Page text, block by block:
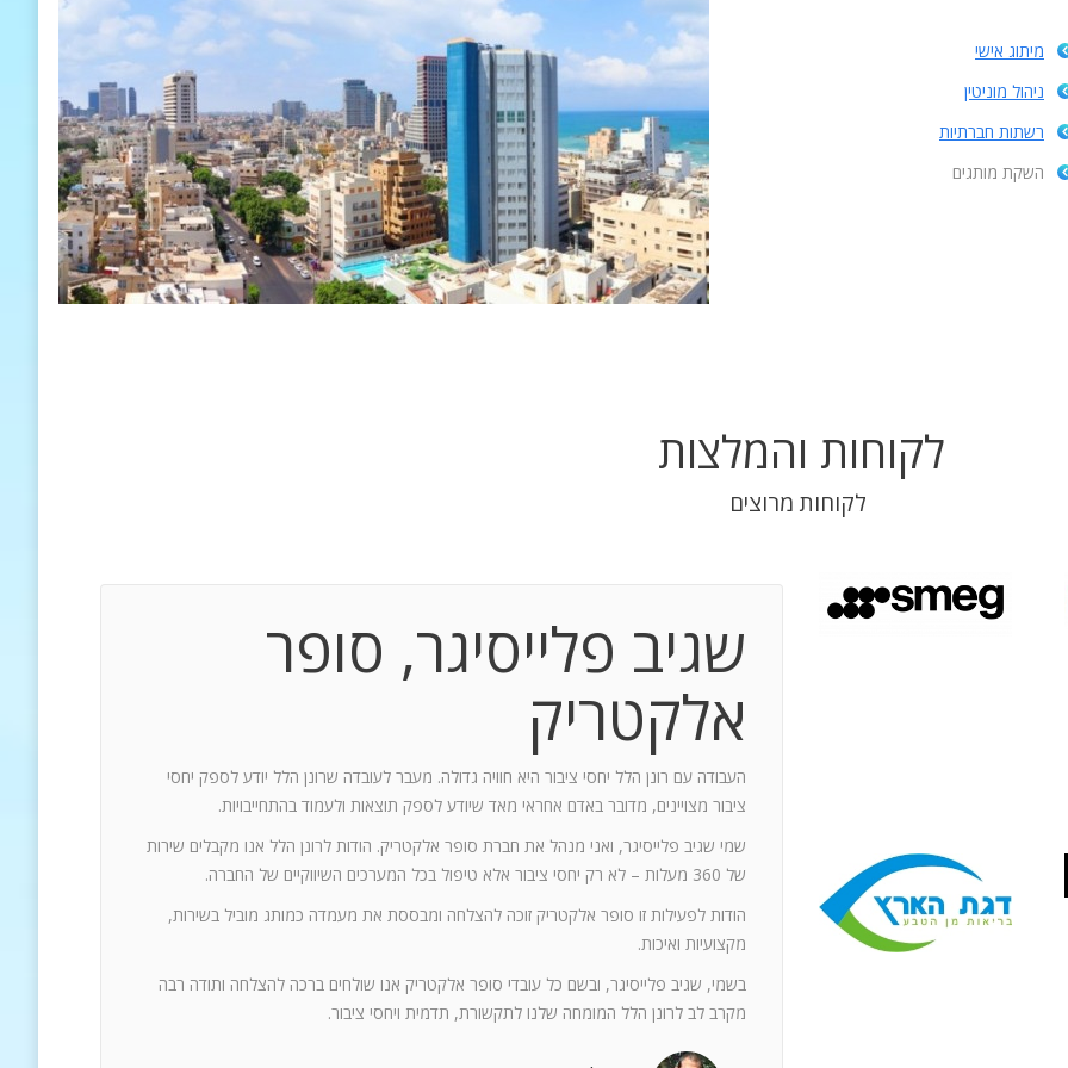
מיתוג אישי
ניהול מוניטין
רשתות חברתיות
השקת מותגים
לקוחות והמלצות
לקוחות מרוצים
שגיב פלייסיגר, סופר
אלקטריק
העבודה עם רונן הלל יחסי ציבור היא חוויה גדולה. מעבר לעובדה שרונן הלל יודע לספק יחסי
ציבור מצויינים, מדובר באדם אחראי מאד שיודע לספק תוצאות ולעמוד בהתחייבויות.
שמי שגיב פלייסיגר, ואני מנהל את חברת סופר אלקטריק. הודות לרונן הלל אנו מקבלים שירות
של 360 מעלות – לא רק יחסי ציבור אלא טיפול בכל המערכים השיווקיים של החברה.
הודות לפעילות זו סופר אלקטריק זוכה להצלחה ומבססת את מעמדה כמותג מוביל בשירות,
מקצועיות ואיכות.
בשמי, שגיב פלייסיגר, ובשם כל עובדי סופר אלקטריק אנו שולחים ברכה להצלחה ותודה רבה
מקרב לב לרונן הלל המומחה שלנו לתקשורת, תדמית ויחסי ציבור.
עבודה משותפת בת 10 שנים.
מספר תחנות: פארק מיני ישראל בלטרון,
, מדרבן ומייצר תקשורת יש
בך את היכולת להניע את כלל הצוות
חפץ ובקבועי זמן קצרים.
מימד פרסומי ומכיר את רזי הפעלתו. על אף
לצוות שלי ולי את התחושה, שרק אנו
שגורות בפיך. המאגר האנרגטי שלך בלתי